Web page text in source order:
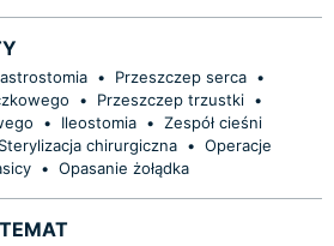
• Przeszczep serca •
• Przeszczep trzustki •
• Ileostomia • Zespół cieśni
Sterylizacja chirurgiczna • Operacje
• Opasanie żołądka